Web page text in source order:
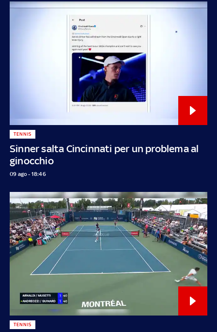
Sinner salta Cincinnati per un problema al
ginocchio
TENNIS
09 ago - 18:46
TENNIS